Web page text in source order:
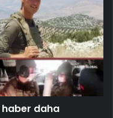
haber daha